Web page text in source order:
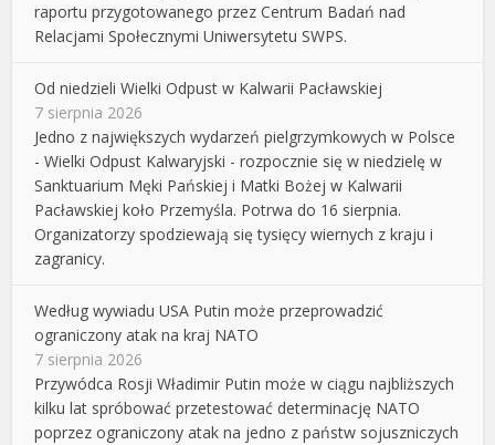
raportu przygotowanego przez Centrum Badań nad
Relacjami Społecznymi Uniwersytetu SWPS.
Od niedzieli Wielki Odpust w Kalwarii Pacławskiej
7 sierpnia 2026
Jedno z największych wydarzeń pielgrzymkowych w Polsce
- Wielki Odpust Kalwaryjski - rozpocznie się w niedzielę w
Sanktuarium Męki Pańskiej i Matki Bożej w Kalwarii
Pacławskiej koło Przemyśla. Potrwa do 16 sierpnia.
Organizatorzy spodziewają się tysięcy wiernych z kraju i
zagranicy.
Według wywiadu USA Putin może przeprowadzić
ograniczony atak na kraj NATO
7 sierpnia 2026
Przywódca Rosji Władimir Putin może w ciągu najbliższych
kilku lat spróbować przetestować determinację NATO
poprzez ograniczony atak na jedno z państw sojuszniczych